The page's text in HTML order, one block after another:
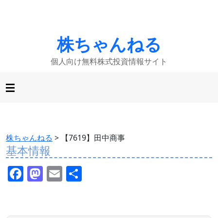
株ちゃんねる
個人向け無料株式投資情報サイト
株ちゃんねる > 【7619】田中商事
基本情報
F M E